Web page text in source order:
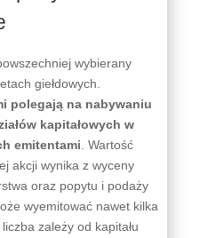
wybierany
giełdowych.
polegają na nabywaniu
kapitałowych w
emitentami . Wartość
akcji wynika z wyceny
oraz popytu i podaży
wyemitować nawet kilka
zależy od kapitału